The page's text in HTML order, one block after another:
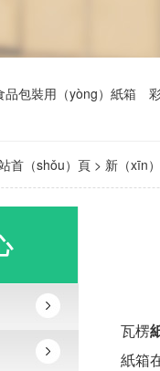
品包裝用（yòng）紙箱
首（shǒu）頁 > 新（xīn
瓦楞
紙箱